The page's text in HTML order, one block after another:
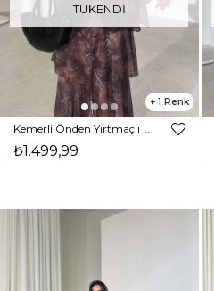
TÜKENDI
1
₺1.499,99